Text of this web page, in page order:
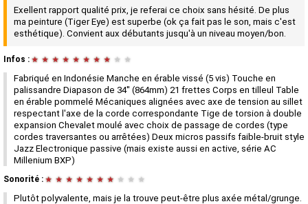
Exellent rapport qualité prix, je referai ce choix sans hésité. De plus
ma peinture (Tiger Eye) est superbe (ok ça fait pas le son, mais c'est
esthétique). Convient aux débutants jusqu'à un niveau moyen/bon.
Infos : ★ ★ ★ ★ ★ ★ ★ ★ ★ ★
Fabriqué en Indonésie Manche en érable vissé (5 vis) Touche en
palissandre Diapason de 34'' (864mm) 21 frettes Corps en tilleul Table
en érable pommelé Mécaniques alignées avec axe de tension au sillet
respectant l'axe de la corde correspondante Tige de torsion à double
expansion Chevalet moulé avec choix de passage de cordes (type
cordes traversantes ou arrêtées) Deux micros passifs faible-bruit style
Jazz Electronique passive (mais existe aussi en active, série AC
Millenium BXP)
Sonorité : ★ ★ ★ ★ ★ ★ ★ ★ ★ ★
Plutôt polyvalente, mais je la trouve peut-être plus axée métal/grunge.